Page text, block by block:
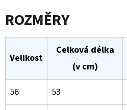
ROZMĚRY
Velikost
Celková délka
(v cm)
56
53